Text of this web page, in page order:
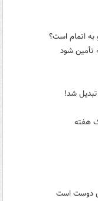
اتمام است؟
تأمین شود
تبدیل شد!
دوست است